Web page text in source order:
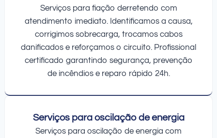
Serviços para fiação derretendo com
atendimento imediato. Identificamos a causa,
corrigimos sobrecarga, trocamos cabos
danificados e reforçamos o circuito. Profissional
certificado garantindo segurança, prevenção
de incêndios e reparo rápido 24h.
Serviços para oscilação de energia
Serviços para oscilação de energia com